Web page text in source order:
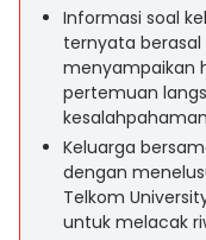
Informasi soal
ternyata
menyampaikan
pertemuan
Keluarga
dengan
Telkom
untuk melacak